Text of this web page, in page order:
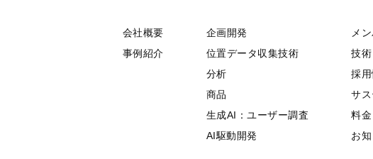
会社概要
事例紹介
企画開発
位置データ収集技術
分析
商品
生成AI：ユーザー調査
AI駆動開発
メ
技
採
サ
料金
お